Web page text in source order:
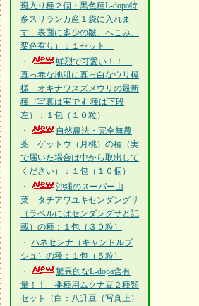
斑入り種２個・黒色種L-dopa特
多スリランカ産１袋に入れま
す 表面に多少の皺、へこみ、
変色有り）：１セット
・
鮮烈で可愛い！！
真っ赤な地肌に真っ白なウリ模
様 オキナワスズメウリの最新
種（写真は実です 種は下段
左）：１包（１０粒）
・
自然農法・完全無農
薬 ゲットウ（月桃）の種（実
で届いた場合は中から取出して
ください）：１包（１０個）
・
沖縄のスーパー山
菜 タチアワユキセンダングサ
（ラベルにはセンダングサと記
載）の種：１包（３０粒）
・ ハネセンナ（キャンドルブ
シュ）の種：１包（５粒）
・
驚異的なL-dopa含有
量！！ 播種用ムクナ豆２種類
セット（白：八升豆（写真上）